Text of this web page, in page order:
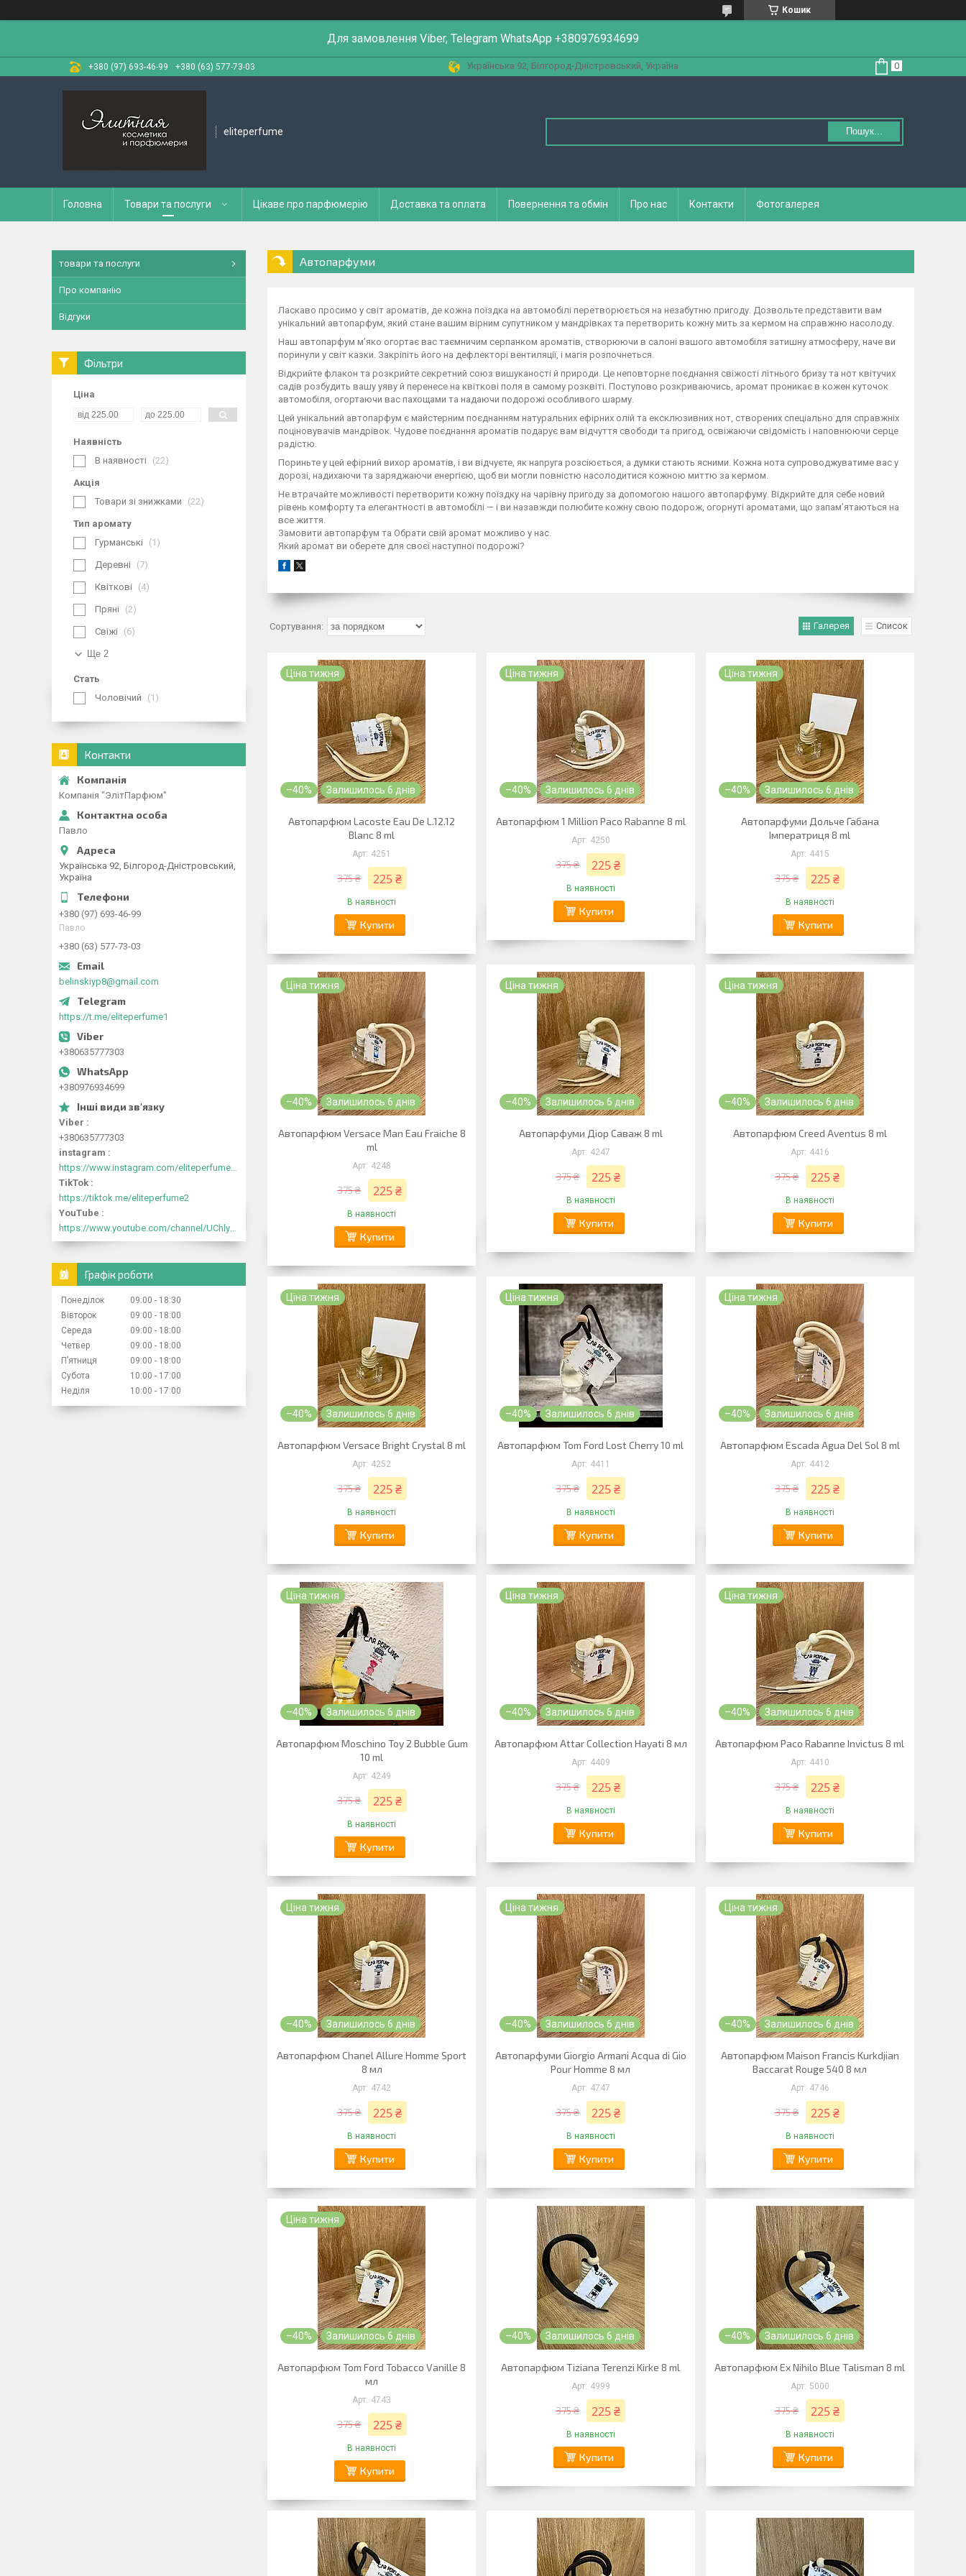
Кошик
Для замовлення Viber, Telegram WhatsApp +380976934699
+380 (97) 693-46-99 +380 (63) 577-73-03 Українська 92, Білгород-Дністровський, Україна
eliteperfume Пошук...
Головна Товари та послуги Цікаве про парфюмерію Доставка та оплата Повернення та обмін Про нас Контакти Фотогалерея
Автопарфуми
Ласкаво просимо у світ ароматів, де кожна поїздка на автомобілі перетворюється на незабутню пригоду. Дозвольте представити вам
унікальний автопарфум, який стане вашим вірним супутником у мандрівках та перетворить кожну мить за кермом на справжню насолоду.
Наш автопарфум м’яко огортає вас таємничим серпанком ароматів, створюючи в салоні вашого автомобіля затишну атмосферу, наче ви
поринули у світ казки. Закріпіть його на дефлекторі вентиляції, і магія розпочнеться.
Відкрийте флакон та розкрийте секретний союз вишуканості й природи. Це неповторне поєднання свіжості літнього бризу та нот квітучих
садів розбудить вашу уяву й перенесе на квіткові поля в самому розквіті. Поступово розкриваючись, аромат проникає в кожен куточок
автомобіля, огортаючи вас пахощами та надаючи подорожі особливого шарму.
Цей унікальний автопарфум є майстерним поєднанням натуральних ефірних олій та ексклюзивних нот, створених спеціально для справжніх
поціновувачів мандрівок. Чудове поєднання ароматів подарує вам відчуття свободи та пригод, освіжаючи свідомість і наповнюючи серце
радістю.
Пориньте у цей ефірний вихор ароматів, і ви відчуєте, як напруга розсіюється, а думки стають ясними. Кожна нота супроводжуватиме вас у
дорозі, надихаючи та заряджаючи енергією, щоб ви могли повністю насолодитися кожною миттю за кермом.
Не втрачайте можливості перетворити кожну поїздку на чарівну пригоду за допомогою нашого автопарфуму. Відкрийте для себе новий
рівень комфорту та елегантності в автомобілі — і ви назавжди полюбите кожну свою подорож, огорнуті ароматами, що запам’ятаються на
все життя.
Замовити автопарфум та Обрати свій аромат можливо у нас.
Який аромат ви оберете для своєї наступної подорожі?
Галерея Список
Ціна тижня
–40% Залишилось 6 днів
Автопарфюм Lacoste Eau De L.12.12
Blanc 8 ml
4251
375 ₴ 225 ₴
В наявності
Купити
Ціна тижня
–40% Залишилось 6 днів
Автопарфюм 1 Million Paco Rabanne 8 ml
4250
375 ₴ 225 ₴
В наявності
Купити
Ціна тижня
–40% Залишилось 6 днів
Автопарфуми Дольче Габана
Імператриця 8 ml
4415
375 ₴ 225 ₴
В наявності
Купити
Ціна тижня
–40% Залишилось 6 днів
Автопарфюм Versace Man Eau Fraiche 8
ml
4248
375 ₴ 225 ₴
В наявності
Купити
Ціна тижня
–40% Залишилось 6 днів
Автопарфуми Діор Саваж 8 ml
4247
375 ₴ 225 ₴
В наявності
Купити
Ціна тижня
–40% Залишилось 6 днів
Автопарфюм Creed Aventus 8 ml
4416
375 ₴ 225 ₴
В наявності
Купити
Ціна тижня
–40% Залишилось 6 днів
Автопарфюм Versace Bright Crystal 8 ml
4252
375 ₴ 225 ₴
В наявності
Купити
Ціна тижня
–40% Залишилось 6 днів
Автопарфюм Tom Ford Lost Cherry 10 ml
4411
375 ₴ 225 ₴
В наявності
Купити
Ціна тижня
–40% Залишилось 6 днів
Автопарфюм Escada Agua Del Sol 8 ml
4412
375 ₴ 225 ₴
В наявності
Купити
Ціна тижня
–40% Залишилось 6 днів
Автопарфюм Moschino Toy 2 Bubble Gum
10 ml
4249
375 ₴ 225 ₴
В наявності
Купити
Ціна тижня
–40% Залишилось 6 днів
Автопарфюм Attar Collection Hayati 8 мл
4409
375 ₴ 225 ₴
В наявності
Купити
Ціна тижня
–40% Залишилось 6 днів
Автопарфюм Paco Rabanne Invictus 8 ml
4410
375 ₴ 225 ₴
В наявності
Купити
Ціна тижня
–40% Залишилось 6 днів
Автопарфюм Chanel Allure Homme Sport
8 мл
4742
375 ₴ 225 ₴
В наявності
Купити
Ціна тижня
–40% Залишилось 6 днів
Автопарфуми Giorgio Armani Acqua di Gio
Pour Homme 8 мл
4747
375 ₴ 225 ₴
В наявності
Купити
Ціна тижня
–40% Залишилось 6 днів
Автопарфюм Maison Francis Kurkdjian
Baccarat Rouge 540 8 мл
4746
375 ₴ 225 ₴
В наявності
Купити
Ціна тижня
–40% Залишилось 6 днів
Автопарфюм Tom Ford Tobacco Vanille 8
мл
4743
375 ₴ 225 ₴
В наявності
Купити
–40% Залишилось 6 днів
Автопарфюм Tiziana Terenzi Kirke 8 ml
4999
375 ₴ 225 ₴
В наявності
Купити
–40% Залишилось 6 днів
Автопарфюм Ex Nihilo Blue Talisman 8 ml
5000
375 ₴ 225 ₴
В наявності
Купити
товари та послуги
Про компанію
Відгуки
Фільтри
Ціна
Наявність
В наявності
22
Акція
Товари зі знижками
22
Тип аромату
Гурманські
1
Деревні 7
Квіткові 4
Пряні 2
Свіжі 6
Ще 2
Стать
Чоловічий
1
Контакти
Компанія "ЭлітПарфюм"
Павло
Українська 92, Білгород-Дністровський,
Україна
+380 (97) 693-46-99
Павло
+380 (63) 577-73-03
belinskiyp8@gmail.com
https://t.me/eliteperfume1
+380635777303
+380976934699
Viber
+380635777303
instagram
https://www.instagram.com/eliteperfume2030/
TikTok
https://tiktok.me/eliteperfume2
YouTube
https://www.youtube.com/channel/UChlyrHV155UsxbND9N3hYJA
Графік роботи
Понеділок 09:00
18:30
Вівторок
09:00
18:00
Середа
09:00
18:00
Четвер
09:00
18:00
Пʼятниця
09:00
18:00
Субота
10:00
17:00
Неділя
10:00 17:00